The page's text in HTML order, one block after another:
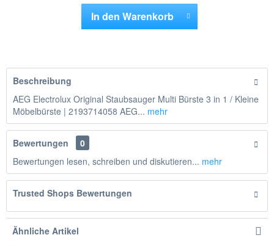
In den Warenkorb
Beschreibung
AEG Electrolux Original Staubsauger Multi Bürste 3 in 1 / Kleine
Möbelbürste | 2193714058 AEG... mehr
Bewertungen
0
Bewertungen lesen, schreiben und diskutieren... mehr
Trusted Shops Bewertungen
Ähnliche Artikel